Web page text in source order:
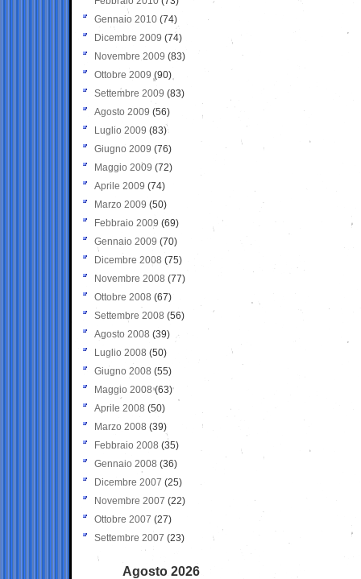
Gennaio 2010 (74)
Dicembre 2009 (74)
Novembre 2009 (83)
Ottobre 2009 (90)
Settembre 2009 (83)
Agosto 2009 (56)
Luglio 2009 (83)
Giugno 2009 (76)
Maggio 2009 (72)
Aprile 2009 (74)
Marzo 2009 (50)
Febbraio 2009 (69)
Gennaio 2009 (70)
Dicembre 2008 (75)
Novembre 2008 (77)
Ottobre 2008 (67)
Settembre 2008 (56)
Agosto 2008 (39)
Luglio 2008 (50)
Giugno 2008 (55)
Maggio 2008(63)
Aprile 2008 (50)
Marzo 2008 (39)
Febbraio 2008 (35)
Gennaio 2008 (36)
Dicembre 2007 (25)
Novembre 2007 (22)
Ottobre 2007 (27)
Settembre 2007 (23)
Agosto 2026